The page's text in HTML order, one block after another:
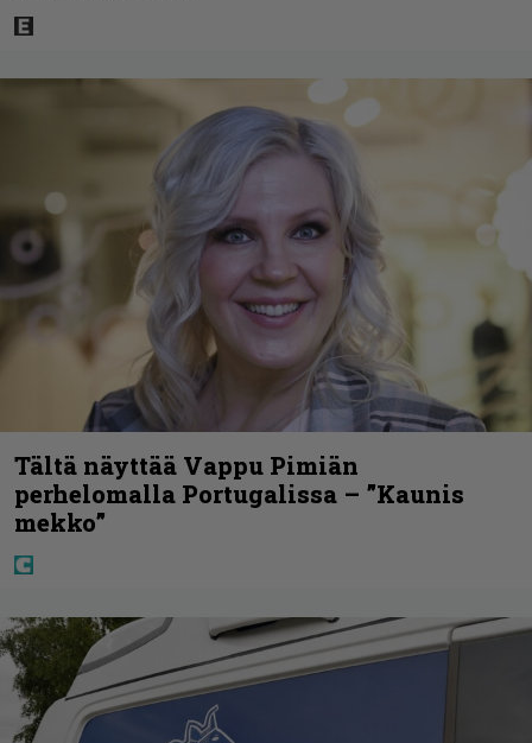
Tältä näyttää Vappu Pimiän
perhelomalla Portugalissa – ”Kaunis
mekko”